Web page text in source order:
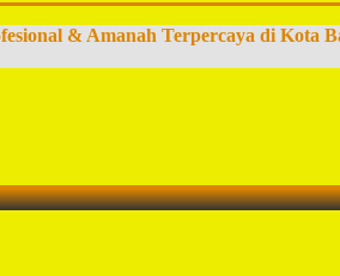
& Amanah Terpercaya di Kota